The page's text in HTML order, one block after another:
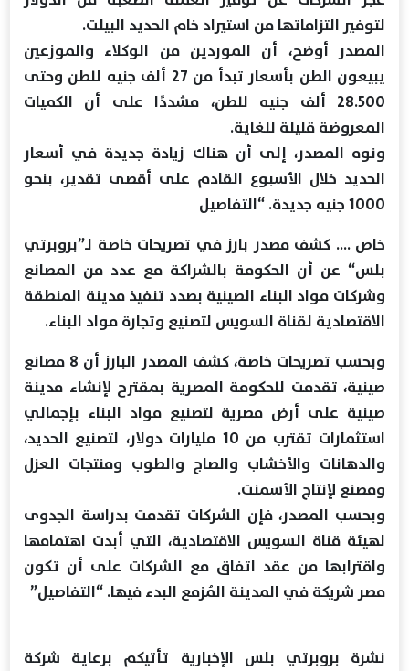
لتوفير التزاماتها من استيراد خام الحديد البيلت.
المصدر أوضح، أن الموردين من الوكلاء والموزعين
يبيعون الطن بأسعار تبدأ من 27 ألف جنيه للطن وحتى
28.500 ألف جنيه للطن، مشددًا على أن الكميات
المعروضة قليلة للغاية.
ونوه المصدر، إلى أن هناك زيادة جديدة في أسعار
الحديد خلال الأسبوع القادم على أقصى تقدير، بنحو
1000 جنيه جديدة. “التفاصيل
خاص …. كشف مصدر بارز في تصريحات خاصة لـ”بروبرتي
بلس“ عن أن الحكومة بالشراكة مع عدد من المصانع
وشركات مواد البناء الصينية بصدد تنفيذ مدينة المنطقة
الاقتصادية لقناة السويس لتصنيع وتجارة مواد البناء.
وبحسب تصريحات خاصة، كشف المصدر البارز أن 8 مصانع
صينية، تقدمت للحكومة المصرية بمقترح لإنشاء مدينة
صينية على أرض مصرية لتصنيع مواد البناء بإجمالي
استثمارات تقترب من 10 مليارات دولار، لتصنيع الحديد،
والدهانات والأخشاب والصاج والطوب ومنتجات العزل
ومصنع لإنتاج الأسمنت.
وبحسب المصدر، فإن الشركات تقدمت بدراسة الجدوى
لهيئة قناة السويس الاقتصادية، التي أبدت اهتمامها
واقترابها من عقد اتفاق مع الشركات على أن تكون
مصر شريكة في المدينة المُزمع البدء فيها. “التفاصيل”
نشرة بروبرتي بلس الإخبارية تأتيكم برعاية شركة